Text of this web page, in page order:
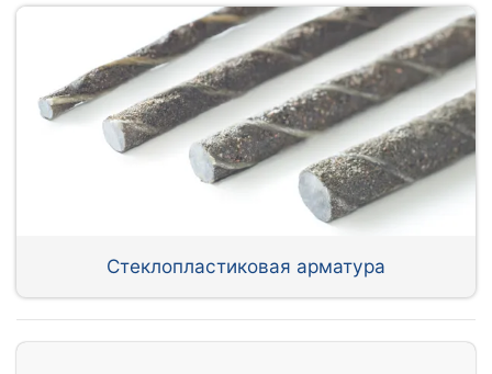
Стеклопластиковая арматура